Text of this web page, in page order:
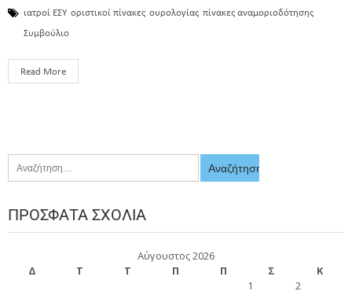
ιατροί ΕΣΥ οριστικοί πίνακες ουρολογίας πίνακες αναμοριοδότησης
Συμβούλιο
Read More
ΠΡΌΣΦΑΤΑ ΣΧΌΛΙΑ
Αύγουστος 2026
Δ
Τ Τ Π Π Σ
Κ
1
2